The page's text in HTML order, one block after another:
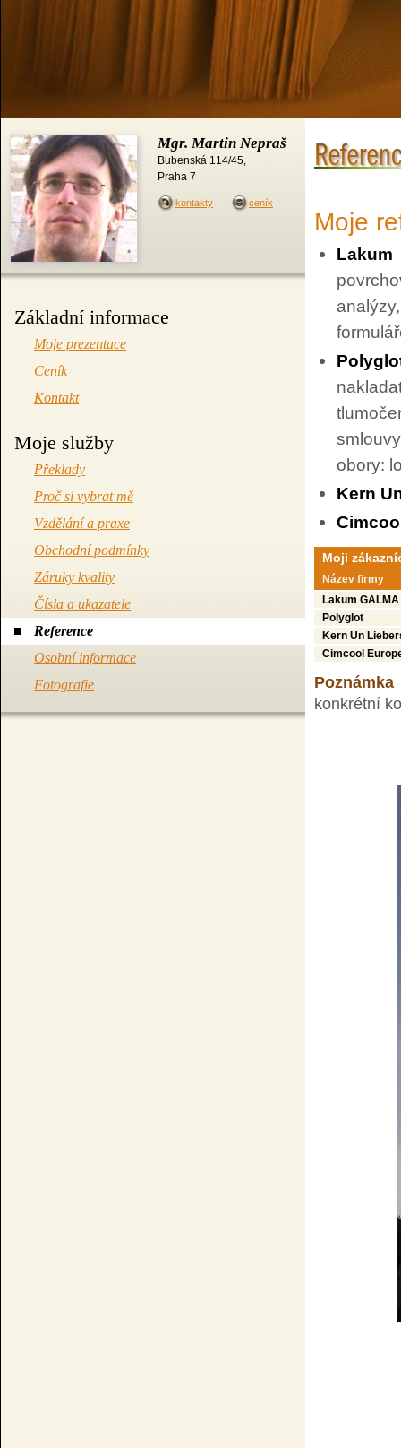
Moje
Lakum
obory:
Kern
Moji
Název firmy
Lakum GALMA
Polyglot
Kern Un
Cimcool
Poznámka
konkrétní
Mgr. Martin Nepraš
Bubenská 114/45,
Praha 7
kontakty ceník
Základní informace
Moje prezentace
Ceník
Kontakt
Moje služby
Překlady
Proč si vybrat mě
Vzdělání a praxe
Obchodní podmínky
Záruky kvality
Čísla a ukazatele
Reference
Osobní informace
Fotografie